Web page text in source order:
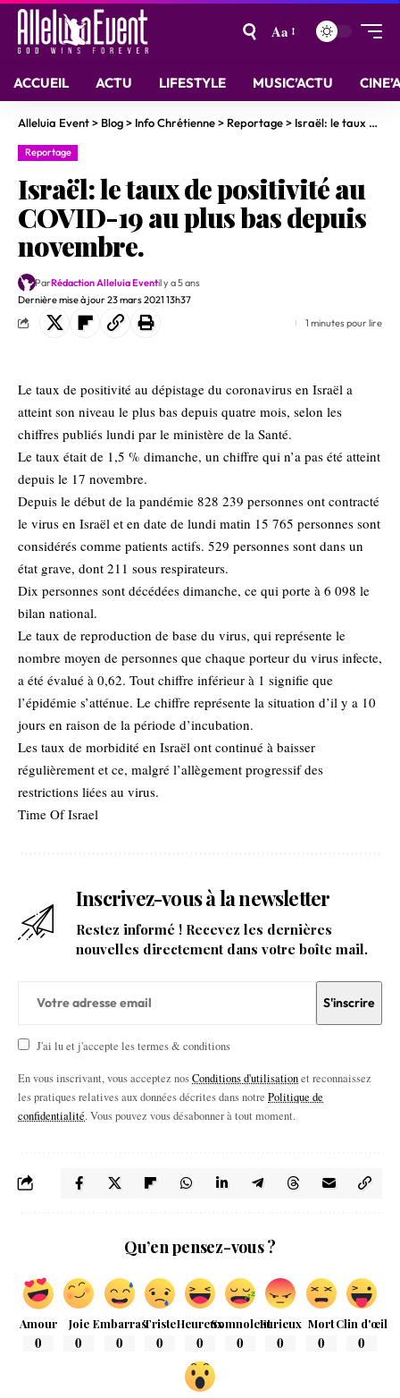
Aa
ACCUEIL ACTU LIFESTYLE MUSIC’ACTU
Alleluia Event> Blog> Info Chrétienne> Reportage> Israël: le taux de positivité au COVID-19 au plus bas depuis novembre.
Reportage
Israël: le taux de positivité au
COVID-19 au plus bas depuis
novembre.
Dernière mise à jour 23 mars 2021 13h37
ParRédaction Alleluia Eventil y a 5 ans
1 minutes pour lire
Le taux de positivité au dépistage du coronavirus en Israël a
atteint son niveau le plus bas depuis quatre mois, selon les
chiffres publiés lundi par le ministère de la Santé.
Le taux était de 1,5 % dimanche, un chiffre qui n’a pas été atteint
depuis le 17 novembre.
Depuis le début de la pandémie 828 239 personnes ont contracté
le virus en Israël et en date de lundi matin 15 765 personnes sont
considérés comme patients actifs. 529 personnes sont dans un
état grave, dont 211 sous respirateurs.
Dix personnes sont décédées dimanche, ce qui porte à 6 098 le
bilan national.
Le taux de reproduction de base du virus, qui représente le
nombre moyen de personnes que chaque porteur du virus infecte,
a été évalué à 0,62. Tout chiffre inférieur à 1 signifie que
l’épidémie s’atténue. Le chiffre représente la situation d’il y a 10
jours en raison de la période d’incubation.
Les taux de morbidité en Israël ont continué à baisser
régulièrement et ce, malgré l’allègement progressif des
restrictions liées au virus.
Time Of Israel
Inscrivez-vous à la newsletter
Restez informé ! Recevez les dernières
nouvelles directement dans votre boîte mail.
J'ai lu et j'accepte les termes & conditions
En vous inscrivant, vous acceptez nosConditions d'utilisationet reconnaissez
les pratiques relatives aux données décrites dans notre Politique de
confidentialité. Vous pouvez vous désabonner à tout moment.
Qu’en pensez-vous ?
Amour
0
Joie
0
Embarras
0
Triste
0
Heureux
0
Somnolent
0
Furieux
0
Mort
0
Clin d'œil
0